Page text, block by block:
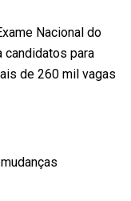
Nacional do
candidatos para
de 260 mil vagas